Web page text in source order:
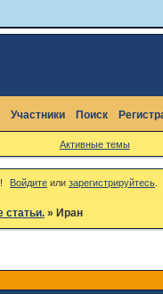
Участники Поиск
Активные темы
Войдите илизарегистрируйтесь
статьи. » Иран